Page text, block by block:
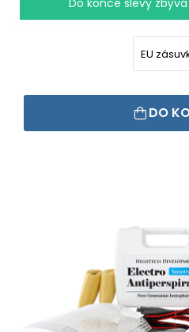
Do konce slevy zbývá
DO